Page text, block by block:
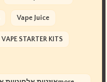
Vape Juice
VAPE STARTER KITS